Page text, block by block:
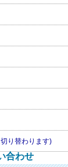
り替わります)
合わせ